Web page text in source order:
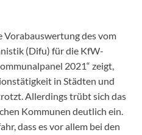
Vorabauswertung des vom
(Difu) für die KfW-
2021“ zeigt,
in Städten und
Allerdings trübt sich das
Kommunen deutlich ein.
dass es vor allem bei den